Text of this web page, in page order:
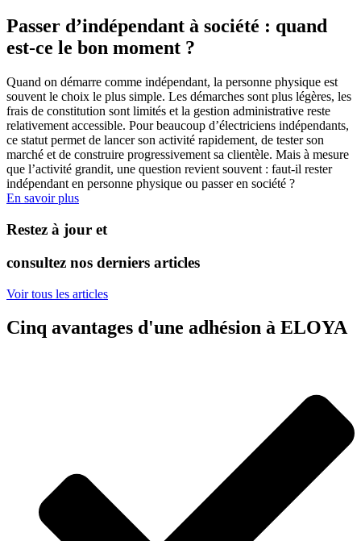
Passer d’indépendant à société : quand
est-ce le bon moment ?
Quand on démarre comme indépendant, la personne physique est
souvent le choix le plus simple. Les démarches sont plus légères, les
frais de constitution sont limités et la gestion administrative reste
relativement accessible. Pour beaucoup d’électriciens indépendants,
ce statut permet de lancer son activité rapidement, de tester son
marché et de construire progressivement sa clientèle. Mais à mesure
que l’activité grandit, une question revient souvent : faut-il rester
indépendant en personne physique ou passer en société ?
En savoir plus
Restez à jour et
consultez nos derniers articles
Voir tous les articles
Cinq avantages d'une adhésion à ELOYA